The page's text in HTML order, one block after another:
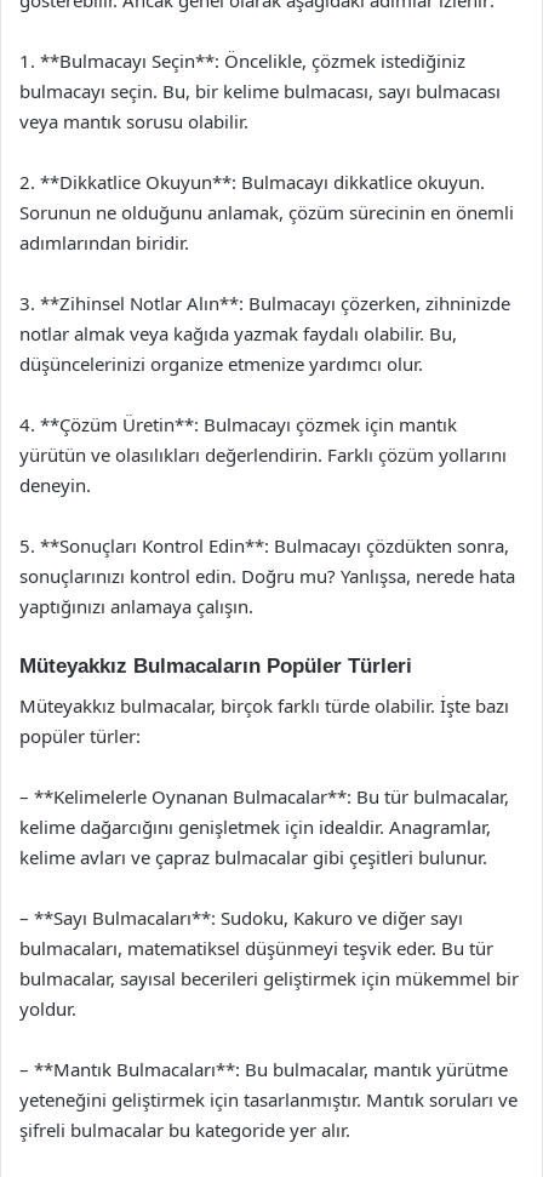
1. **Bulmacayı Seçin**: Öncelikle, çözmek istediğiniz
bulmacayı seçin. Bu, bir kelime bulmacası, sayı bulmacası
veya mantık sorusu olabilir.
2. **Dikkatlice Okuyun**: Bulmacayı dikkatlice okuyun.
Sorunun ne olduğunu anlamak, çözüm sürecinin en önemli
adımlarından biridir.
3. **Zihinsel Notlar Alın**: Bulmacayı çözerken, zihninizde
notlar almak veya kağıda yazmak faydalı olabilir. Bu,
düşüncelerinizi organize etmenize yardımcı olur.
4. **Çözüm Üretin**: Bulmacayı çözmek için mantık
yürütün ve olasılıkları değerlendirin. Farklı çözüm yollarını
deneyin.
5. **Sonuçları Kontrol Edin**: Bulmacayı çözdükten sonra,
sonuçlarınızı kontrol edin. Doğru mu? Yanlışsa, nerede hata
yaptığınızı anlamaya çalışın.
Müteyakkız Bulmacaların Popüler Türleri
Müteyakkız bulmacalar, birçok farklı türde olabilir. İşte bazı
popüler türler:
– **Kelimelerle Oynanan Bulmacalar**: Bu tür bulmacalar,
kelime dağarcığını genişletmek için idealdir. Anagramlar,
kelime avları ve çapraz bulmacalar gibi çeşitleri bulunur.
– **Sayı Bulmacaları**: Sudoku, Kakuro ve diğer sayı
bulmacaları, matematiksel düşünmeyi teşvik eder. Bu tür
bulmacalar, sayısal becerileri geliştirmek için mükemmel bir
yoldur.
– **Mantık Bulmacaları**: Bu bulmacalar, mantık yürütme
yeteneğini geliştirmek için tasarlanmıştır. Mantık soruları ve
şifreli bulmacalar bu kategoride yer alır.